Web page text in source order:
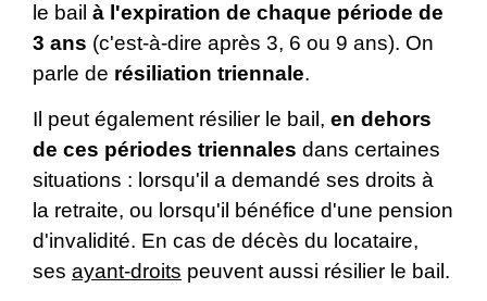
le bail à l'expiration de chaque période de
3 ans (c'est-à-dire après 3, 6 ou 9 ans). On
parle de résiliation triennale.
Il peut également résilier le bail, en dehors
de ces périodes triennales dans certaines
situations : lorsqu'il a demandé ses droits à
la retraite, ou lorsqu'il bénéfice d'une pension
d'invalidité. En cas de décès du locataire,
ses ayant-droits peuvent aussi résilier le bail.